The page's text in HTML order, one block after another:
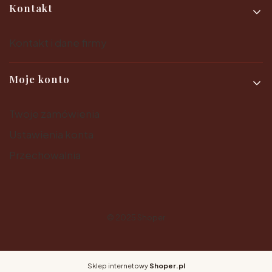
Kontakt
Moje konto
Sklep internetowy Shoper.pl